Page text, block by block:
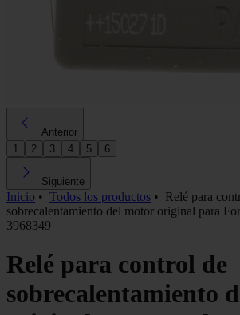
Anterior
1
2 3 4 5 6
Siguiente
Inicio • Todos los productos • Relé para
sobrecalentamiento del motor original para
3968349
Relé para control de
sobrecalentamiento